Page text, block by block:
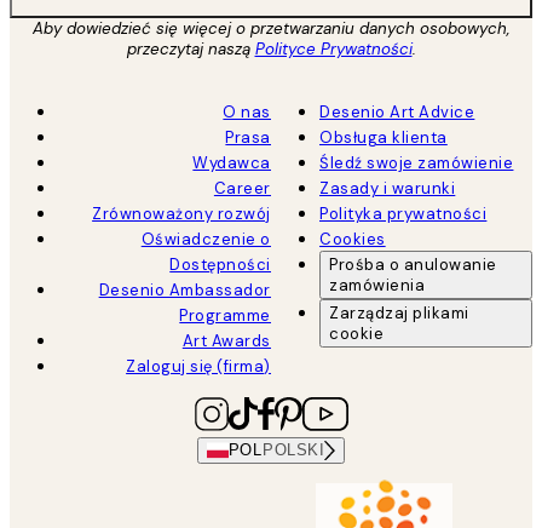
Aby dowiedzieć się więcej o przetwarzaniu danych osobowych,
przeczytaj naszą Polityce Prywatności.
O nas
Prasa
Wydawca
Career
Zrównoważony rozwój
Oświadczenie o
Dostępności
Desenio Ambassador
Programme
Art Awards
Zaloguj się (firma)
Desenio Art Advice
Obsługa klienta
Śledź swoje zamówienie
Zasady i warunki
Polityka prywatności
Cookies
Prośba o anulowanie
zamówienia
Zarządzaj plikami
cookie
POL POLSKI